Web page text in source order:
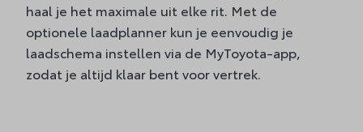
haal je het maximale uit elke rit. Met de
optionele laadplanner kun je eenvoudig je
laadschema instellen via de MyToyota-app,
zodat je altijd klaar bent voor vertrek.